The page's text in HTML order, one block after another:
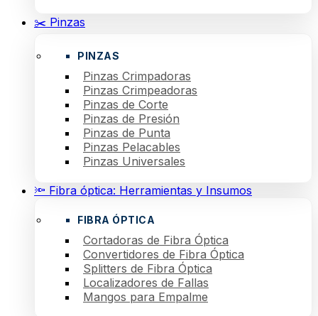
✂️ Pinzas
PINZAS
Pinzas Crimpadoras
Pinzas Crimpeadoras
Pinzas de Corte
Pinzas de Presión
Pinzas de Punta
Pinzas Pelacables
Pinzas Universales
🔦 Fibra óptica: Herramientas y Insumos
FIBRA ÓPTICA
Cortadoras de Fibra Óptica
Convertidores de Fibra Óptica
Splitters de Fibra Óptica
Localizadores de Fallas
Mangos para Empalme